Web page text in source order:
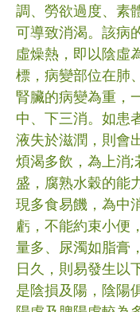
調、勞欲過度、素
可導致消渴。該病
虛燥熱，即以陰虛
標，病變部位在肺
腎臟的病變為重，
中、下三消。如患
液失於滋潤，則會
煩渴多飲，為上消;
盛，腐熟水穀的能
現多食易饑，為中
虧，不能約束小便
量多、尿濁如脂膏
日久，則易發生以
是陰損及陽，陰陽